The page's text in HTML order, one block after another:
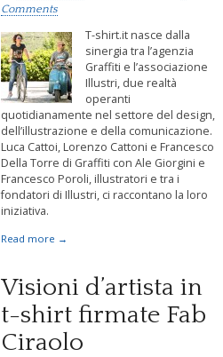
Comments
T-shirt.it nasce dalla
sinergia tra l’agenzia
Graffiti e l’associazione
Illustri, due realtà
operanti
quotidianamente nel settore del design,
dell’illustrazione e della comunicazione.
Luca Cattoi, Lorenzo Cattoni e Francesco
Della Torre di Graffiti con Ale Giorgini e
Francesco Poroli, illustratori e tra i
fondatori di Illustri, ci raccontano la loro
iniziativa.
Read more →
Visioni d’artista in
t-shirt firmate Fab
Ciraolo